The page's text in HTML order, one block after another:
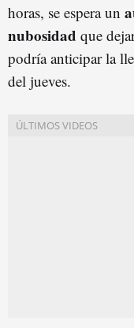
horas, se espera un a
nubosidad que
podría anticipar la
del jueves.